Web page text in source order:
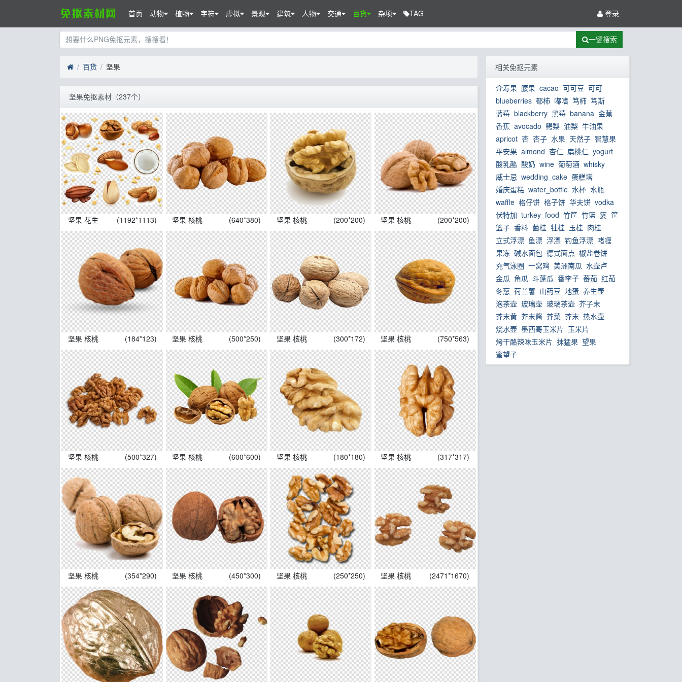
首页 动物 植物 字符 虚拟 景观 建筑 人物 交通 百货 杂项 TAG 登录
一键搜索
百货 坚果
坚果免抠素材（237个）
坚果 花生 (1192*1113) 坚果 核桃 (640*380) 坚果 核桃 (200*200) 坚果 核桃 (200*200)
坚果 核桃 (184*123) 坚果 核桃 (500*250) 坚果 核桃 (300*172) 坚果 核桃 (750*563)
坚果 核桃 (500*327) 坚果 核桃 (600*600) 坚果 核桃 (180*180) 坚果 核桃 (317*317)
坚果 核桃 (354*290) 坚果 核桃 (450*300) 坚果 核桃 (250*250) 坚果 核桃 (2471*1670)
相关免抠元素
介寿果 腰果 cacao 可可豆 可可
blueberries 都柿 嘟嗜 笃柿 笃斯
蓝莓 blackberry 黑莓 banana 金蕉
香蕉 avocado 鳄梨 油梨 牛油果
apricot 杏 杏子 水果 天然子 智慧果
平安果 almond 杏仁 扁桃仁 yogurt
酸乳酪 酸奶 wine 葡萄酒 whisky
威士忌 wedding_cake 蛋糕塔
婚庆蛋糕 water_bottle 水杯 水瓶
waffle 格仔饼 格子饼 华夫饼 vodka
伏特加 turkey_food 竹筐 竹篮 篓 筐
篮子 香料 菌桂 牡桂 玉桂 肉桂
立式浮漂 鱼漂 浮漂 钓鱼浮漂 啫喱
果冻 碱水面包 德式面点 椒盐卷饼
充气泳圈 一窝鸡 美洲南瓜 水壶卢
金瓜 角瓜 斗蓬瓜 番李子 蕃茄 红茄
冬葱 荷兰薯 山药豆 地蛋 养生壶
泡茶壶 玻璃壶 玻璃茶壶 芥子末
芥末黄 芥末酱 芥菜 芥末 热水壶
烧水壶 墨西哥玉米片 玉米片
烤干酪辣味玉米片 抹猛果 望果
蜜望子